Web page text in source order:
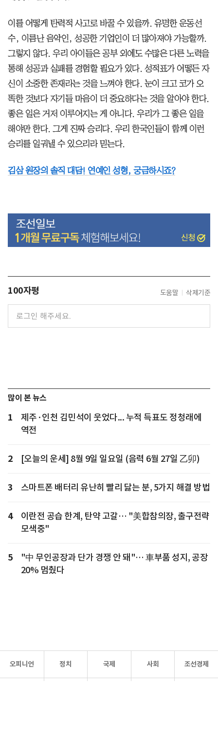
이를 어떻게 탄력적 사고로 바꿀 수 있을까. 유명한 운동선
수, 이름난 음악인, 성공한 기업인이 더 많아져야 가능할까.
그렇지 않다. 우리 아이들은 공부 외에도 수많은 다른 노력을
통해 성공과 실패를 경험할 필요가 있다. 성적표가 어떻든 자
신이 소중한 존재라는 것을 느껴야 한다. 눈이 크고 코가 오
똑한 것보다 자기들 마음이 더 중요하다는 것을 알아야 한다.
좋은 일은 거저 이루어지는 게 아니다. 우리가 그 좋은 일을
해야만 한다. 그게 진짜 승리다. 우리 한국인들이 함께 이런
승리를 일궈낼 수 있으리라 믿는다.
김삼 원장의 솔직 대담! 연예인 성형, 궁금하시죠?
100자평 도움말 삭제기준
많이 본 뉴스
1
제주·인천 김민석이 웃었다... 누적 득표도 정청래에
역전
2 [오늘의 운세] 8월 9일 일요일 (음력 6월 27일 乙卯)
3 스마트폰 배터리 유난히 빨리 닳는 분, 5가지 해결 방법
4
이란전 공습 한계, 탄약 고갈… "美합참의장, 출구전략
모색중"
5
"中 무인공장과 단가 경쟁 안 돼"… 車부품 성지, 공장
20% 멈췄다
오피니언 정치 국제 사회 조선경제